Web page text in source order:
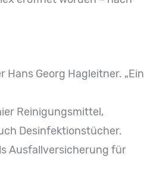
Georg Hagleitner. „Ein
Reinigungsmittel,
Desinfektionstücher.
Ausfallversicherung für